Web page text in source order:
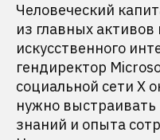
Человеческий
из главных
искусственного
гендиректор
социальной сети X
нужно выстраивать
знаний и опыта